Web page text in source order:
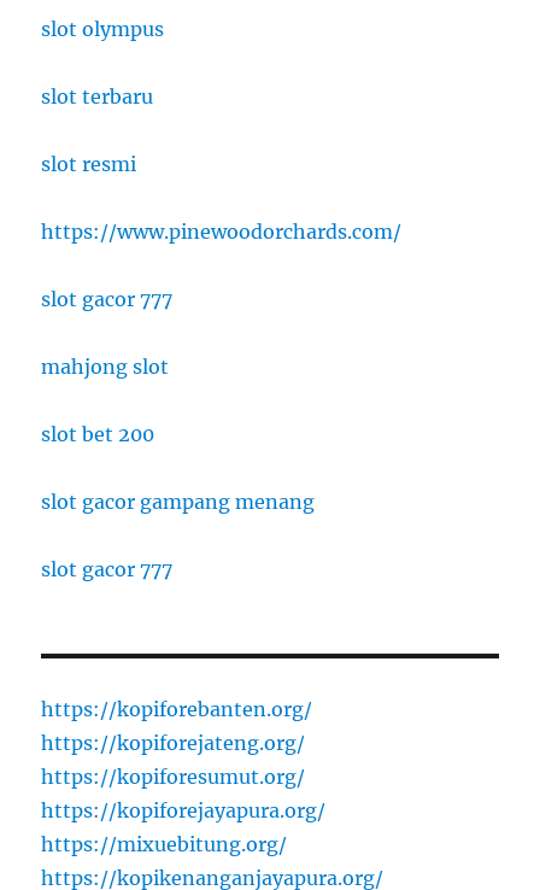
slot olympus
slot terbaru
slot resmi
https://www.pinewoodorchards.com/
slot gacor 777
mahjong slot
slot bet 200
slot gacor gampang menang
slot gacor 777
https://kopiforebanten.org/
https://kopiforejateng.org/
https://kopiforesumut.org/
https://kopiforejayapura.org/
https://mixuebitung.org/
https://kopikenanganjayapura.org/